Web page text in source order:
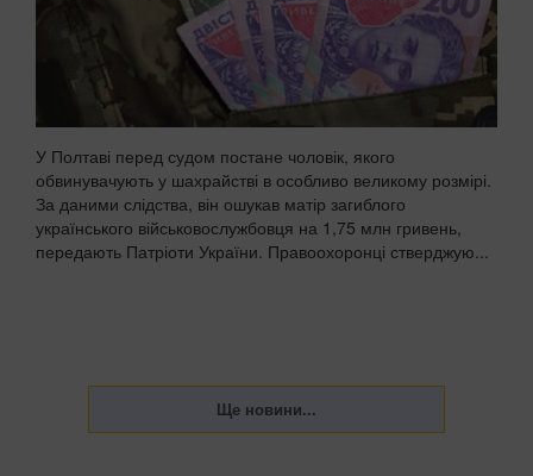
У Полтаві перед судом постане чоловік, якого
обвинувачують у шахрайстві в особливо великому розмірі.
За даними слідства, він ошукав матір загиблого
українського військовослужбовця на 1,75 млн гривень,
передають Патріоти України. Правоохоронці стверджую...